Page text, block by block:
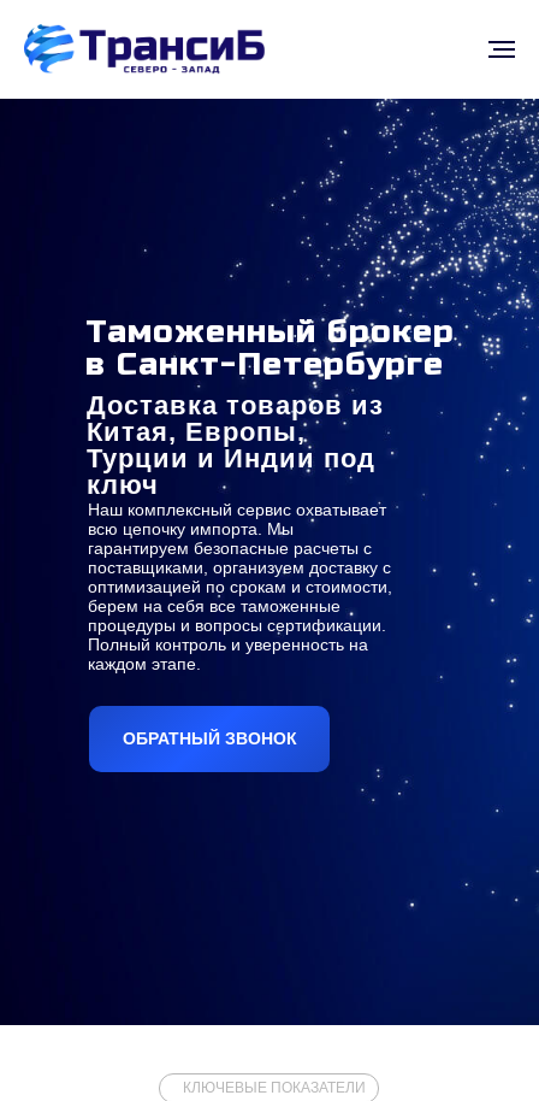
Таможенный брокер
в Санкт-Петербурге
Доставка товаров из
Китая, Европы,
Турции и Индии под
ключ
Наш комплексный сервис охватывает
всю цепочку импорта. Мы
гарантируем безопасные расчеты с
поставщиками, организуем доставку с
оптимизацией по срокам и стоимости,
берем на себя все таможенные
процедуры и вопросы сертификации.
Полный контроль и уверенность на
каждом этапе.
ОБРАТНЫЙ ЗВОНОК
КЛЮЧЕВЫЕ ПОКАЗАТЕЛИ